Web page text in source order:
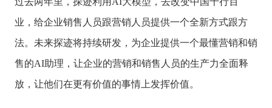
业，给企业销售人员跟营销人员提供一个全新方式跟方
法。未来探迹将持续研发，为企业提供一个最懂营销和销
售的AI助理，让企业的营销和销售人员的生产力全面释
放，让他们在更有价值的事情上发挥价值。